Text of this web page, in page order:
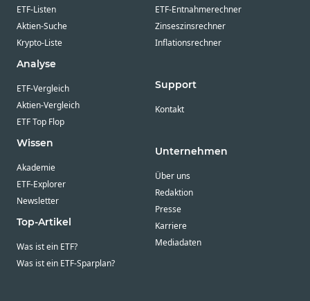
ETF-Listen
Aktien-Suche
Krypto-Liste
Analyse
ETF-Vergleich
Aktien-Vergleich
ETF Top Flop
Wissen
Akademie
ETF-Explorer
Newsletter
Top-Artikel
Was ist ein ETF?
Was ist ein ETF-Sparplan?
ETF-Entnahmerechner
Zinseszinsrechner
Inflationsrechner
Support
Kontakt
Unternehmen
Über uns
Redaktion
Presse
Karriere
Mediadaten